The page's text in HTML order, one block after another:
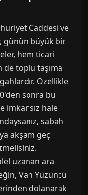
Caddesi ve
günün büyük bir
hem ticari
toplu taşıma
Özellikle
sonra bu
imkansız hale
sabah
akşam geç
uzanan ara
Van Yüzüncü
dolanarak